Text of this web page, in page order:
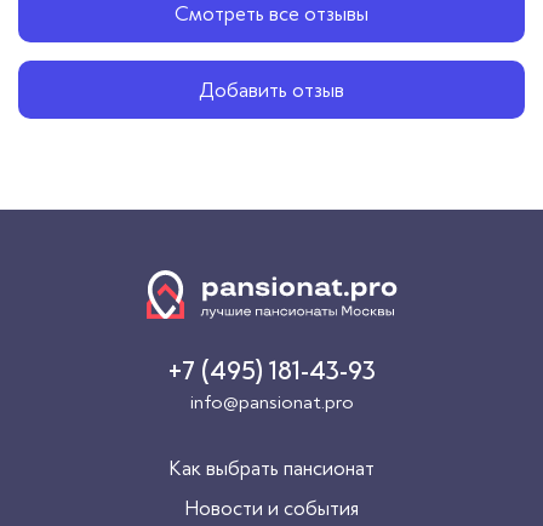
Смотреть все отзывы
Добавить отзыв
+7 (495) 181-43-93
info@pansionat.pro
Как выбрать пансионат
Новости и события